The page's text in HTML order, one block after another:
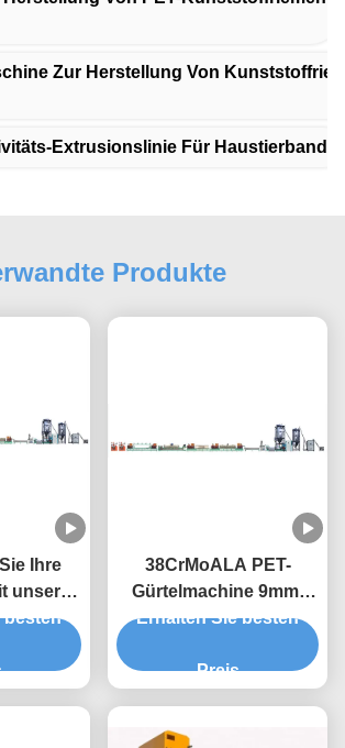
Zur Herstellung Von
Extrusionslinie Für Haustierband
Produkte
Ihre
unserer
besten
38CrMoALA PET-
Gürtelmachine 9mm-
Gürtelbandmachine
Erhalten Sie besten
Preis